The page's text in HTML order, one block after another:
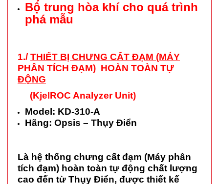
Bộ trung hòa khí cho quá trình
phá mẫu
1./ THIẾT BỊ CHƯNG CẤT ĐẠM (MÁY
PHÂN TÍCH ĐẠM) HOÀN TOÀN TỰ
ĐỘNG
(KjelROC Analyzer Unit)
Model: KD-310-A
Hãng: Opsis – Thụy Điển
Là hệ thống chưng cất đạm (Máy phân
tích đạm) hoàn toàn tự động chất lượng
cao đến từ Thụy Điển, được thiết kế